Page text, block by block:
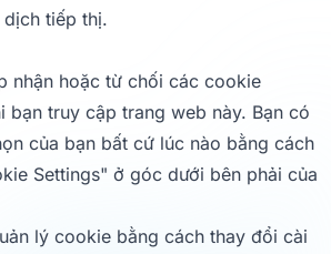
tiếp thị.
nhận hoặc từ chối các cookie
bạn truy cập trang web này. Bạn có
của bạn bất cứ lúc nào bằng cách
Settings" ở góc dưới bên phải của
lý cookie bằng cách thay đổi cài